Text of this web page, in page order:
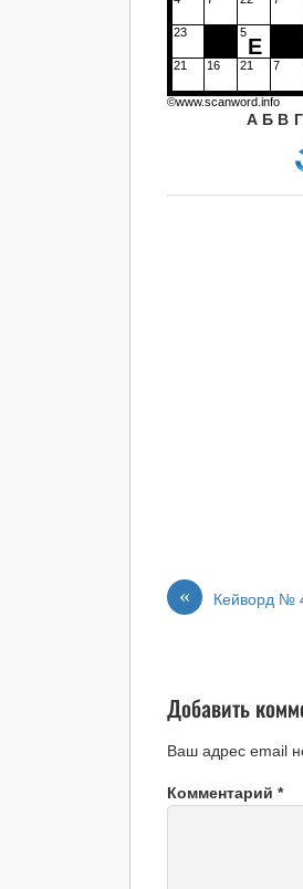
23 5
Е
21 16 21 7
А Б В Г
©www.scanword.info
« Кейворд №
Добавить
Ваш адрес email
Комментарий*